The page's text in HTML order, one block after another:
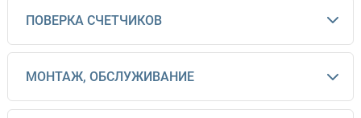
ПОВЕРКА СЧЕТЧИКОВ
МОНТАЖ, ОБСЛУЖИВАНИЕ